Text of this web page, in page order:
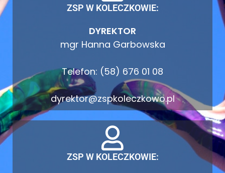
ZSP W KOLECZKOWIE:
DYREKTOR
mgr Hanna Garbowska
Telefon: (58) 676 01 08
dyrektor@zspkoleczkowo.pl
ZSP W KOLECZKOWIE: